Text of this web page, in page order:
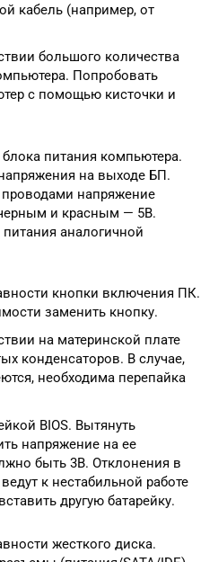
кабель (например, от
большого количества
Попробовать
с помощью кисточки и
питания компьютера.
на выходе БП.
напряжение
и красным — 5В.
аналогичной
кнопки включения ПК.
заменить кнопку.
на материнской плате
конденсаторов. В случае,
необходима перепайка
BIOS. Вытянуть
напряжение на ее
быть 3В. Отклонения в
к нестабильной работе
другую батарейку.
жесткого диска.